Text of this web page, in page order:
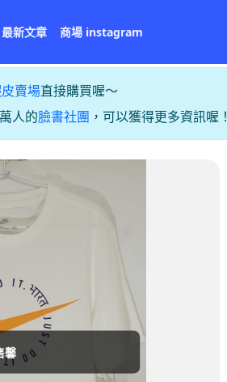
最新文章 商場 instagram
賣場直接購買喔～
人的臉書社團 ，可以獲得更多資訊喔！
馨